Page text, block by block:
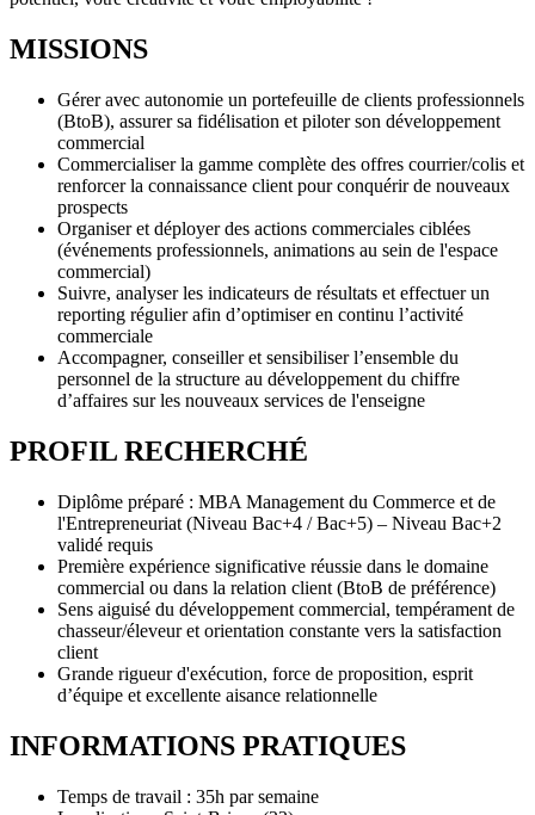
MISSIONS
Gérer avec autonomie un portefeuille de clients professionnels
(BtoB), assurer sa fidélisation et piloter son développement
commercial
Commercialiser la gamme complète des offres courrier/colis et
renforcer la connaissance client pour conquérir de nouveaux
prospects
Organiser et déployer des actions commerciales ciblées
(événements professionnels, animations au sein de l'espace
commercial)
Suivre, analyser les indicateurs de résultats et effectuer un
reporting régulier afin d’optimiser en continu l’activité
commerciale
Accompagner, conseiller et sensibiliser l’ensemble du
personnel de la structure au développement du chiffre
d’affaires sur les nouveaux services de l'enseigne
PROFIL RECHERCHÉ
Diplôme préparé : MBA Management du Commerce et de
l'Entrepreneuriat (Niveau Bac+4 / Bac+5) – Niveau Bac+2
validé requis
Première expérience significative réussie dans le domaine
commercial ou dans la relation client (BtoB de préférence)
Sens aiguisé du développement commercial, tempérament de
chasseur/éleveur et orientation constante vers la satisfaction
client
Grande rigueur d'exécution, force de proposition, esprit
d’équipe et excellente aisance relationnelle
INFORMATIONS PRATIQUES
Temps de travail : 35h par semaine